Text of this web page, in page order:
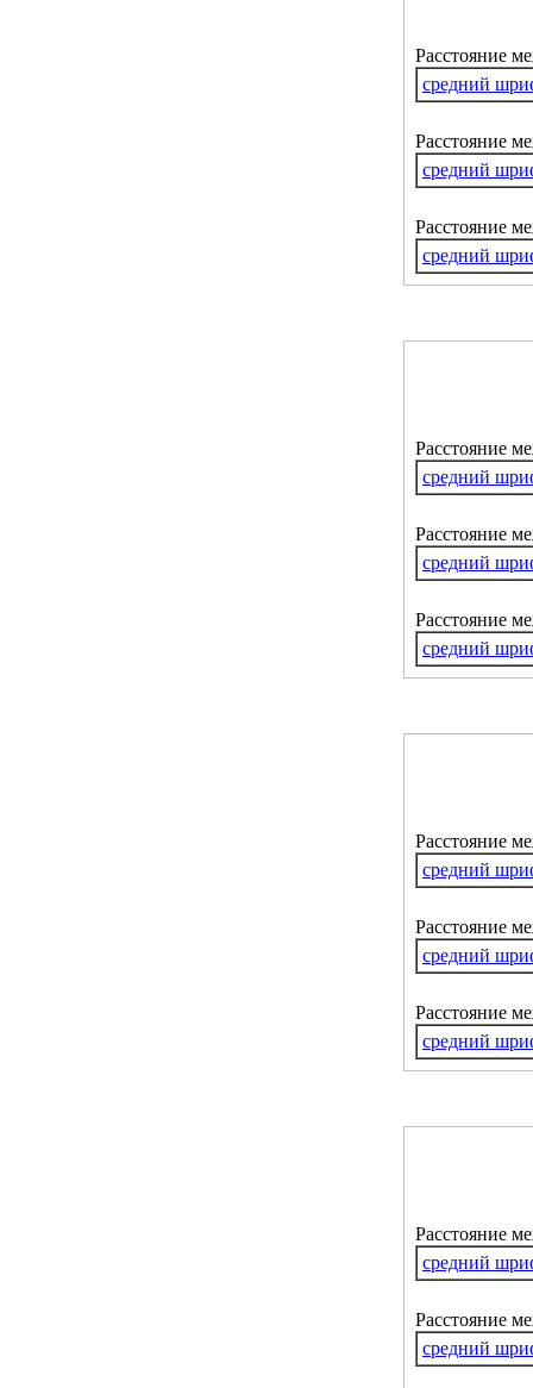
Расстояние
средний
Расстояние
средний
Расстояние
средний
Расстояние
средний
Расстояние
средний
Расстояние
средний
Расстояние
средний
Расстояние
средний
Расстояние
средний
Расстояние
средний
Расстояние
средний